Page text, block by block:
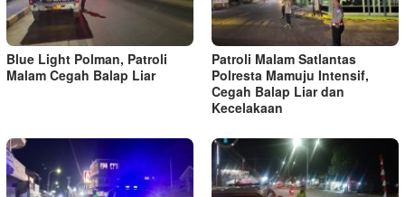
Blue Light Polman, Patroli
Malam Cegah Balap Liar
Patroli Malam Satlantas
Polresta Mamuju Intensif,
Cegah Balap Liar dan
Kecelakaan